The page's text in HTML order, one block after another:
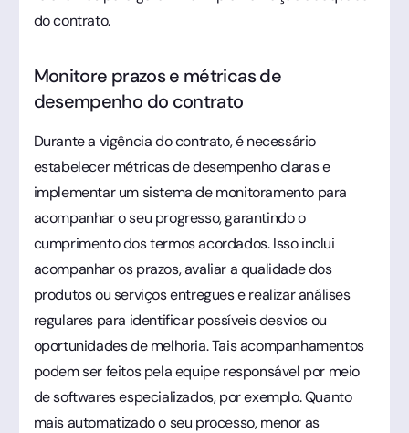
do contrato.
Monitore prazos e métricas de
desempenho do contrato
Durante a vigência do contrato, é necessário
estabelecer métricas de desempenho claras e
implementar um sistema de monitoramento para
acompanhar o seu progresso, garantindo o
cumprimento dos termos acordados. Isso inclui
acompanhar os prazos, avaliar a qualidade dos
produtos ou serviços entregues e realizar análises
regulares para identificar possíveis desvios ou
oportunidades de melhoria. Tais acompanhamentos
podem ser feitos pela equipe responsável por meio
de softwares especializados, por exemplo. Quanto
mais automatizado o seu processo, menor as